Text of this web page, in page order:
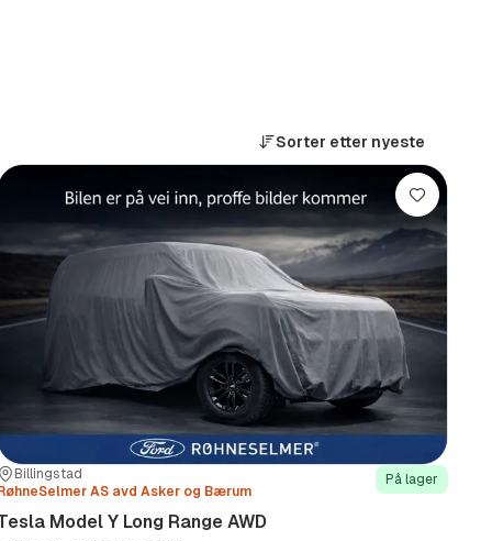
Sorter etter nyeste
Sted:Billingstad
Forhandler:
RøhneSelmer AS avd Asker og Bærum
På lager
Model Y Long Range AWD
Lagre